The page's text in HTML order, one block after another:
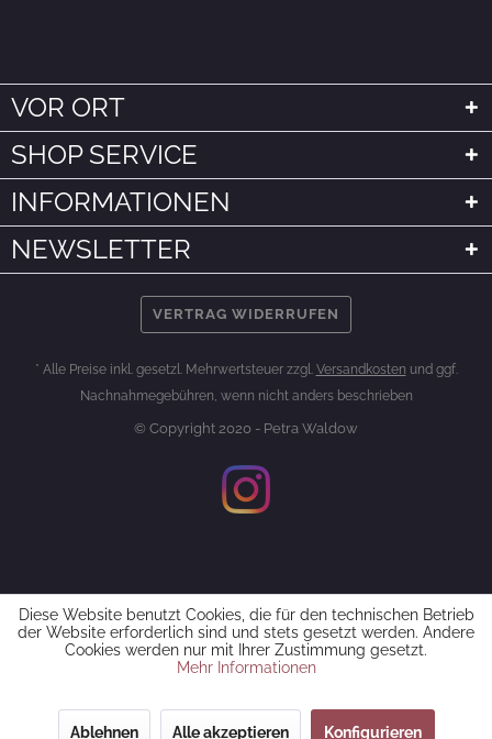
VOR ORT
SHOP SERVICE
INFORMATIONEN
NEWSLETTER
VERTRAG WIDERRUFEN
* Alle Preise inkl. gesetzl. Mehrwertsteuer zzgl. Versandkosten und ggf.
Nachnahmegebühren, wenn nicht anders beschrieben
© Copyright 2020 - Petra Waldow
Diese Website benutzt Cookies, die für den technischen Betrieb
der Website erforderlich sind und stets gesetzt werden. Andere
Cookies werden nur mit Ihrer Zustimmung gesetzt.
Mehr Informationen
Ablehnen Alle akzeptieren Konfigurieren